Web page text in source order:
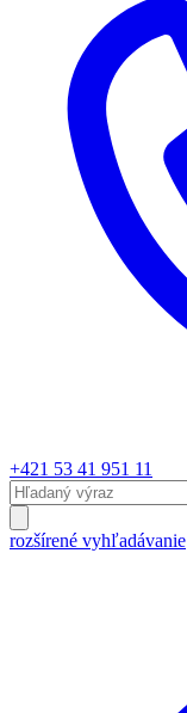
+421 53 41 951 11
rozšírené vyhľadávanie